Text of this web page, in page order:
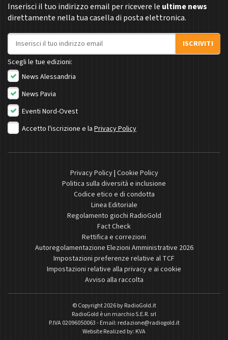
Inserisci il tuo indirizzo email per ricevere le ultime news
direttamente nella tua casella di posta elettronica.
Indirizzo email
ISCRIVITI
Scegli le tue edizioni:
News Alessandria
News Pavia
Eventi Nord-Ovest
Accetto l'iscrizione e la Privacy Policy
Privacy Policy| Cookie Policy
Politica sulla diversità e inclusione
Codice etico e di condotta
Linea Editoriale
Regolamento giochi RadioGold
Fact Check
Rettifica e correzioni
Autoregolamentazione Elezioni Amministrative 2026
Impostazioni preferenze relative al TCF
Impostazioni relative alla privacy e ai cookie
Avviso alla raccolta
© Copyright 2026 byRadioGold.it
RadioGold è un marchio S.E.R. srl
P.IVA 02096050063 - Email: redazione@radiogold.it
Website Realized by: KVA